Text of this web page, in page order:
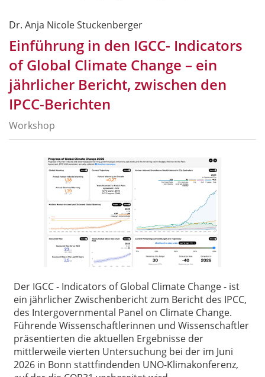
Dr. Anja Nicole Stuckenberger
Einführung in den IGCC- Indicators
of Global Climate Change – ein
jährlicher Bericht, zwischen den
IPCC-Berichten
Workshop
Der IGCC - Indicators of Global Climate Change - ist
ein jährlicher Zwischenbericht zum Bericht des IPCC,
des Intergovernmental Panel on Climate Change.
Führende Wissenschaftlerinnen und Wissenschaftler
präsentierten die aktuellen Ergebnisse der
mittlerweile vierten Untersuchung bei der im Juni
2026 in Bonn stattfindenden UNO-Klimakonferenz,